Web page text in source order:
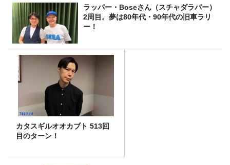
ラッパー・Boseさん（スチャダラパー）
2周目。夢は80年代・90年代の旧車ラリ
ー！
カタスギルオオカブト 513回
目のターン！